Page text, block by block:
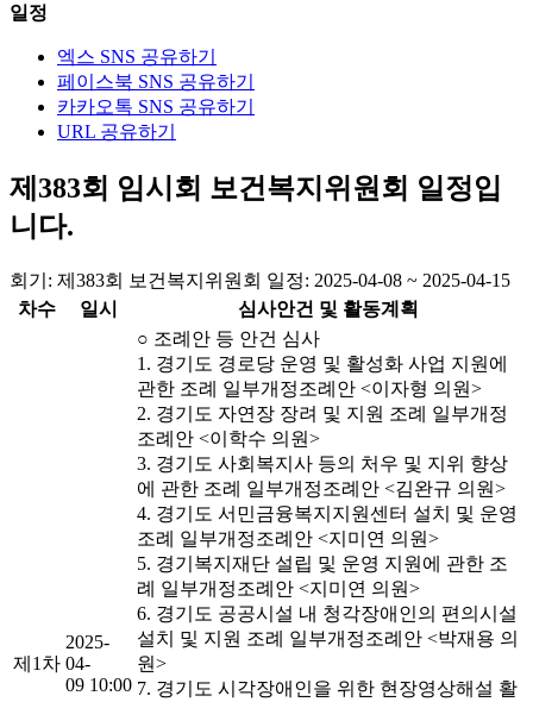
일정
엑스 SNS 공유하기
페이스북 SNS 공유하기
카카오톡 SNS 공유하기
URL 공유하기
제383회 임시회 보건복지위원회 일정입
니다.
회기: 제383회 보건복지위원회 일정: 2025-04-08 ~ 2025-04-15
차수
일시 심사안건 및 활동계획
제1차
2025-
04-
09 10:00
○ 조례안 등 안건 심사
1. 경기도 경로당 운영 및 활성화 사업 지원에
관한 조례 일부개정조례안 <이자형 의원>
2. 경기도 자연장 장려 및 지원 조례 일부개정
조례안 <이학수 의원>
3. 경기도 사회복지사 등의 처우 및 지위 향상
에 관한 조례 일부개정조례안 <김완규 의원>
4. 경기도 서민금융복지지원센터 설치 및 운영
조례 일부개정조례안 <지미연 의원>
5. 경기복지재단 설립 및 운영 지원에 관한 조
례 일부개정조례안 <지미연 의원>
6. 경기도 공공시설 내 청각장애인의 편의시설
설치 및 지원 조례 일부개정조례안 <박재용 의
원>
7. 경기도 시각장애인을 위한 현장영상해설 활